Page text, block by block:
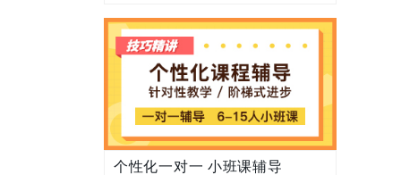
个性化一对一 小班课辅导